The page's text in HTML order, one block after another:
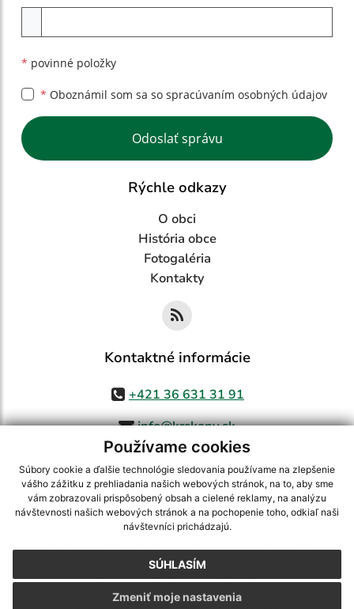
Používame cookies
Súbory cookie a ďalšie technológie sledovania používame na zlepšenie
vášho zážitku z prehliadania našich webových stránok, na to, aby sme
vám zobrazovali prispôsobený obsah a cielené reklamy, na analýzu
návštevnosti našich webových stránok a na pochopenie toho, odkiaľ naši
návštevníci prichádzajú.
SÚHLASÍM
Zmeniť moje nastavenia
* povinné položky
* Oboznámil som sa so spracúvaním osobných údajov
Google reCaptcha Response
Odoslať správu
Rýchle odkazy
O obci
História obce
Fotogaléria
Kontakty
Kontaktné informácie
+421 36 631 31 91
info@krskany.sk
využite možnosť získavania aktuálnych informácií s využitím RSS
CMS systém (redakčný) systém ECHELON 2,Mapa stránok,web portál
webex.digital, s.r.o.,domény,registrácia domény
Posledná aktualizácia:07.08.2026
Vytlačiť stránku|Vyhlásenie o prístupnosti